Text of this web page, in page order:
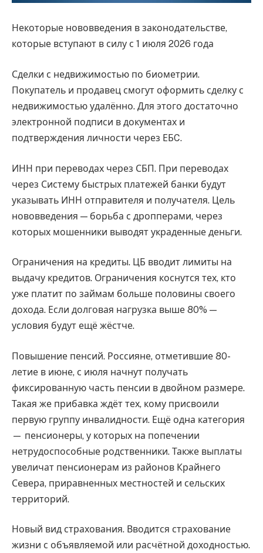
Некоторые нововведения в законодательстве,
которые вступают в силу с 1 июля 2026 года
Сделки с недвижимостью по биометрии.
Покупатель и продавец смогут оформить сделку с
недвижимостью удалённо. Для этого достаточно
электронной подписи в документах и
подтверждения личности через ЕБC.
ИНН при переводах через СБП. При переводах
через Систему быстрых платежей банки будут
указывать ИНН отправителя и получателя. Цель
нововведения — борьба с дропперами, через
которых мошенники выводят украденные деньги.
Ограничения на кредиты. ЦБ вводит лимиты на
выдачу кредитов. Ограничения коснутся тех, кто
уже платит по займам больше половины своего
дохода. Если долговая нагрузка выше 80% —
условия будут ещё жёстче.
Повышение пенсий. Россияне, отметившие 80-
летие в июне, с июля начнут получать
фиксированную часть пенсии в двойном размере.
Такая же прибавка ждёт тех, кому присвоили
первую группу инвалидности. Ещё одна категория
— пенсионеры, у которых на попечении
нетрудоспособные родственники. Также выплаты
увеличат пенсионерам из районов Крайнего
Севера, приравненных местностей и сельских
территорий.
Новый вид страхования. Вводится страхование
жизни с объявляемой или расчётной доходностью.